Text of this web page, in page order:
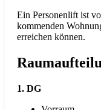
Ein Personenlift ist
kommenden
erreichen können.
1. DG